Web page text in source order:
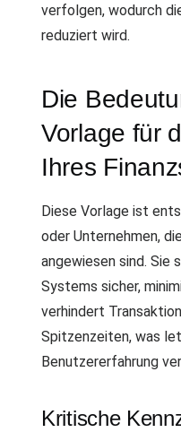
verfolgen, wodurch
reduziert wird.
Die
Vorlage für
Ihres
Diese Vorlage ist
oder Unternehmen,
angewiesen sind. Sie
Systems sicher,
verhindert
Spitzenzeiten, was
Benutzererfahrung
Kritische